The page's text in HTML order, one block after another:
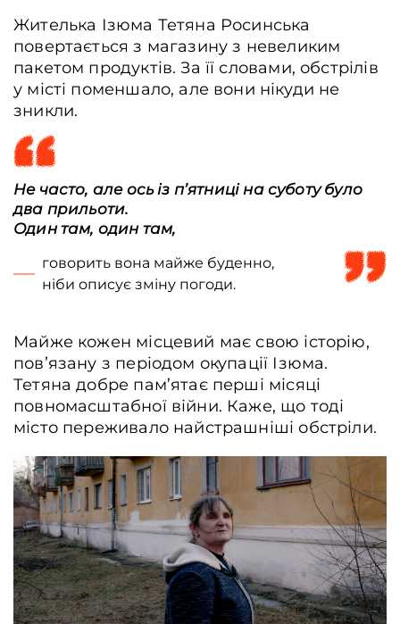
Жителька Ізюма Тетяна Росинська
повертається з магазину з невеликим
пакетом продуктів. За її словами, обстрілів
у місті поменшало, але вони нікуди не
зникли.
Не часто, але ось із п’ятниці на суботу було
два прильоти.
Один там, один там,
говорить вона майже буденно,
ніби описує зміну погоди.
Майже кожен місцевий має свою історію,
повʼязану з періодом окупації Ізюма.
Тетяна добре пам’ятає перші місяці
повномасштабної війни. Каже, що тоді
місто переживало найстрашніші обстріли.